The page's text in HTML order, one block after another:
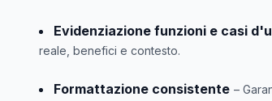
Evidenziazione funzioni e casi
reale, benefici e contesto.
Formattazione consistente –